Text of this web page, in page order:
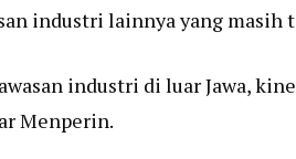
industri lainnya yang masih
industri di luar Jawa,
Menperin.